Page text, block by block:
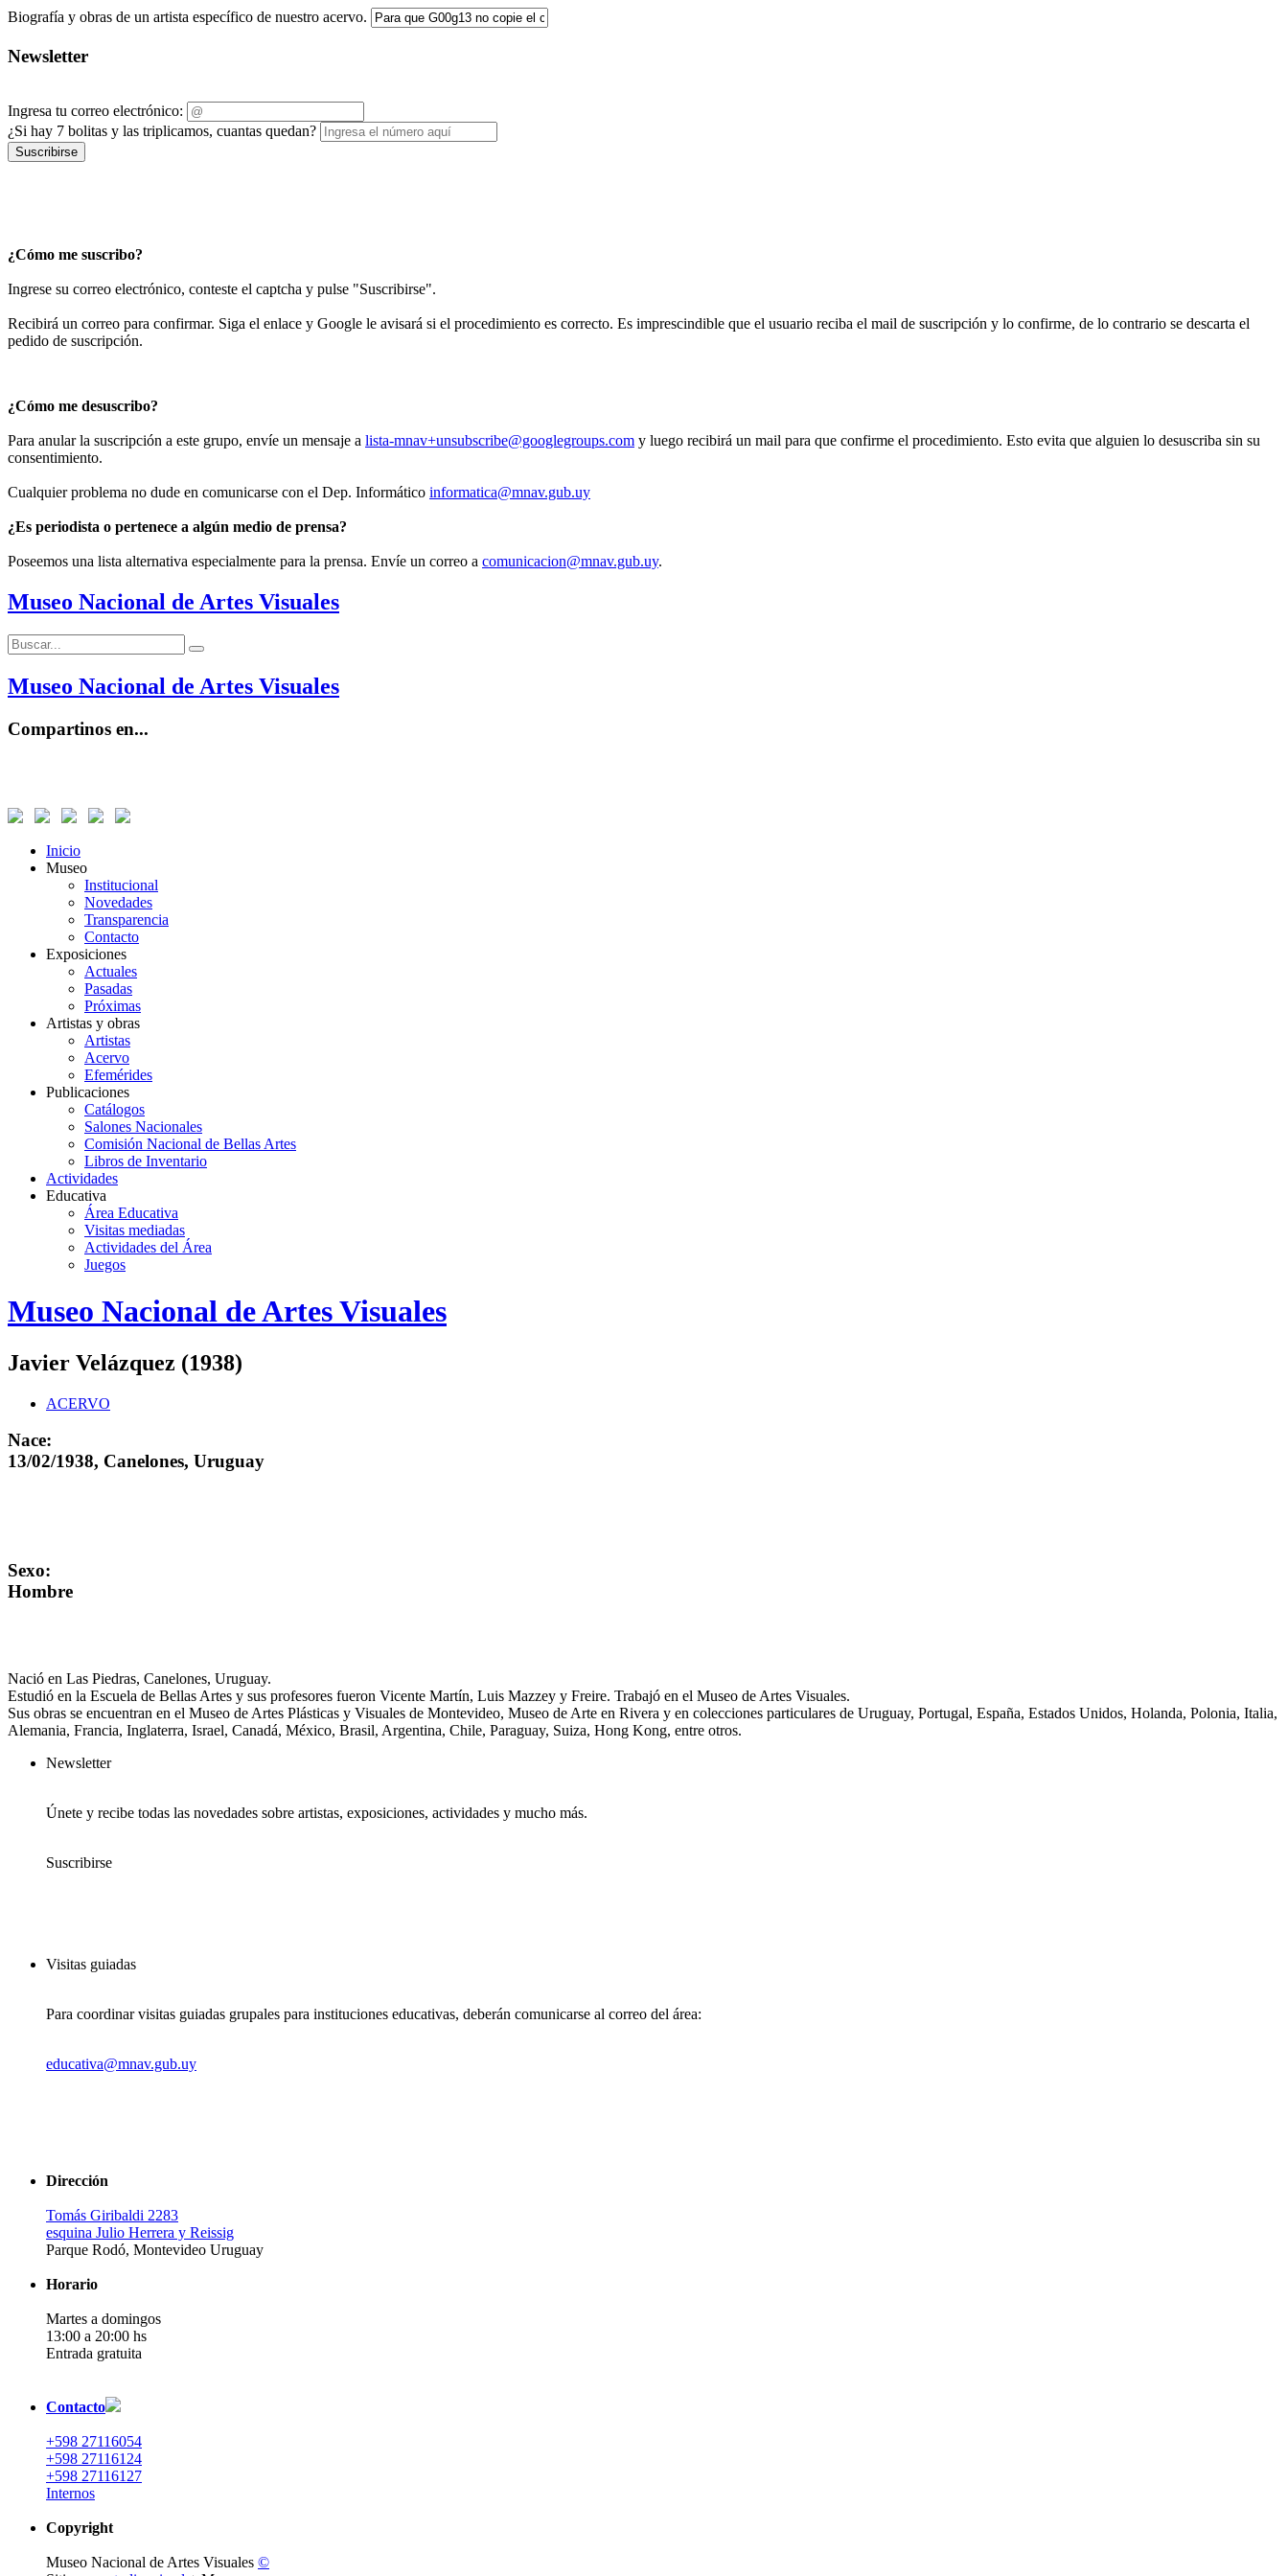
Biografía y obras de un artista específico de nuestro acervo.
Newsletter
Ingresa tu correo electrónico:
¿Si hay 7 bolitas y las triplicamos, cuantas quedan?
Suscribirse
¿Cómo me suscribo?
Ingrese su correo electrónico, conteste el captcha y pulse "Suscribirse".
Recibirá un correo para confirmar. Siga el enlace y Google le avisará si el procedimiento es correcto. Es imprescindible que el usuario reciba el mail de suscripción y lo confirme, de lo contrario se descarta el
pedido de suscripción.
¿Cómo me desuscribo?
Para anular la suscripción a este grupo, envíe un mensaje a lista-mnav+unsubscribe@googlegroups.com y luego recibirá un mail para que confirme el procedimiento. Esto evita que alguien lo desuscriba sin su
consentimiento.
Cualquier problema no dude en comunicarse con el Dep. Informático informatica@mnav.gub.uy
¿Es periodista o pertenece a algún medio de prensa?
Poseemos una lista alternativa especialmente para la prensa. Envíe un correo a comunicacion@mnav.gub.uy.
Museo Nacional de Artes Visuales
Buscar:
Buscar
Museo Nacional de Artes Visuales
Compartinos en...
Inicio
Museo
Institucional
Novedades
Transparencia
Contacto
Exposiciones
Actuales
Pasadas
Próximas
Artistas y obras
Artistas
Acervo
Efemérides
Publicaciones
Catálogos
Salones Nacionales
Comisión Nacional de Bellas Artes
Libros de Inventario
Actividades
Educativa
Área Educativa
Visitas mediadas
Actividades del Área
Juegos
Logo
MNAV
Museo Nacional de Artes Visuales
Javier Velázquez (1938)
ACERVO
Nace:
13/02/1938, Canelones, Uruguay
Sexo:
Hombre
Nació en Las Piedras, Canelones, Uruguay.
Estudió en la Escuela de Bellas Artes y sus profesores fueron Vicente Martín, Luis Mazzey y Freire. Trabajó en el Museo de Artes Visuales.
Sus obras se encuentran en el Museo de Artes Plásticas y Visuales de Montevideo, Museo de Arte en Rivera y en colecciones particulares de Uruguay, Portugal, España, Estados Unidos, Holanda, Polonia, Italia,
Alemania, Francia, Inglaterra, Israel, Canadá, México, Brasil, Argentina, Chile, Paraguay, Suiza, Hong Kong, entre otros.
Newsletter
Únete y recibe todas las novedades sobre artistas, exposiciones, actividades y mucho más.
Suscribirse
Visitas guiadas
Para coordinar visitas guiadas grupales para instituciones educativas, deberán comunicarse al correo del área:
educativa@mnav.gub.uy
Dirección
Tomás Giribaldi 2283
esquina Julio Herrera y Reissig
Parque Rodó, Montevideo Uruguay
Horario
Martes a domingos
13:00 a 20:00 hs
Entrada gratuita
Contacto
+598 27116054
+598 27116124
+598 27116127
Internos
Copyright
Museo Nacional de Artes Visuales ©